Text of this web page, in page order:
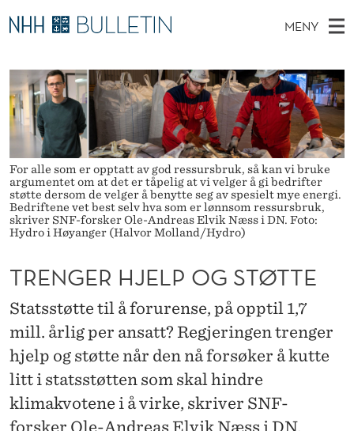
T
R
E
N
G
E
R
H
E
L
P
O
G
S
MENY
O
V
E
D
M
E
N
Y
Ø
I
N
E
T
T
T
E
D
E
T
Stipendiater og nye forskerprofiler
Disputaser
Ekspertutvalg
Om Bulletin
For alle som er opptatt av god ressursbruk, så kan vi bruke
argumentet om at det er tåpelig at vi velger å gi bedrifter
støtte dersom de velger å benytte seg av spesielt mye energi.
Bedriftene vet best selv hva som er lønnsom ressursbruk,
skriver SNF-forsker Ole-Andreas Elvik Næss i DN. Foto:
Hydro i Høyanger (Halvor Molland/Hydro)
TRENGER HJELP OG STØTTE
Statsstøtte til å forurense, på opptil 1,7
mill. årlig per ansatt? Regjeringen trenger
hjelp og støtte når den nå forsøker å kutte
litt i statsstøtten som skal hindre
klimakvotene i å virke, skriver SNF-
forsker Ole-Andreas Elvik Næss i DN.